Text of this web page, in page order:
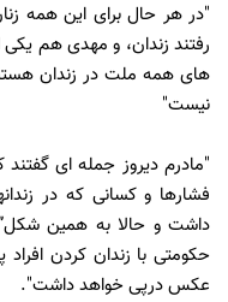
"در هر حال برای این همه
رفتند زندان، و مهدی هم
های همه ملت در زندان
نیست"
"مادرم دیروز جمله ای
فشارها و کسانی که در
داشت و حالا به همین شکل”
حکومتی با زندان کردن افراد
عکس درپی خواهد داشت".